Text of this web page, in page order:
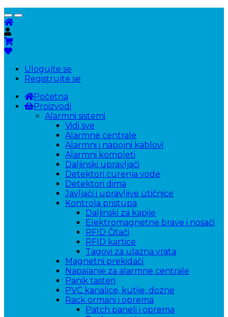
Ulogujte se
Registrujte se
Početna
Proizvodi
Alarmni sistemi
Vidi sve
Alarmne centrale
Alarmni i napojni kablovi
Alarmni kompleti
Daljinski upravljači
Detektori curenja vode
Detektori dima
Javljači i upravljive utičnice
Kontrola pristupa
Daljinski za kapije
Elektromagnetne brave i nosači
RFID Čitači
RFID kartice
Tagovi za ulazna vrata
Magnetni prekidači
Napajanje za alarmne centrale
Panik tasteri
PVC kanalice, kutije, dozne
Rack ormani i oprema
Patch paneli i oprema